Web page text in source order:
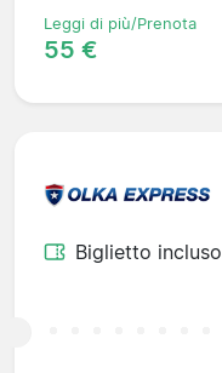
Leggi di più/Prenota
55 €
Biglietto incluso